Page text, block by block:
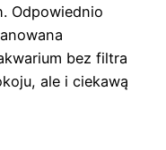
Odpowiednio
bez filtra
ale i ciekawą